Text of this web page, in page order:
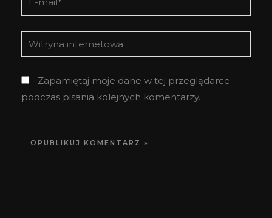
mail*
Witryna
internetowa
Zapamiętaj moje dane w tej przeglądarce
podczas pisania kolejnych komentarzy.